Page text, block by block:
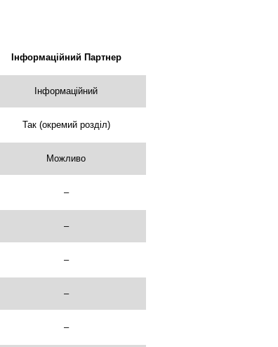
Інформаційний Партнер
Інформаційний
Так (окремий розділ)
Можливо
–
–
–
–
–